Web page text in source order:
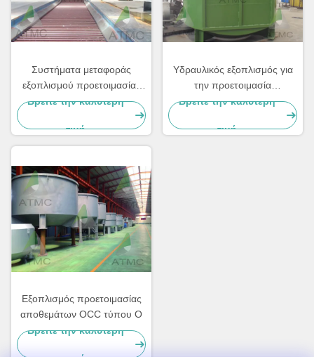
Συστήματα μεταφοράς
εξοπλισμού προετοιμασίας
αποθεμάτων Μεταγωγός
αυτοκινητοβιομηχανία
Βρείτε την καλύτερη
τιμή
Υδραυλικός εξοπλισμός για
την προετοιμασία
στρογγυλού υλικού τύπου D
Βρείτε την καλύτερη
τιμή
Εξοπλισμός προετοιμασίας
αποθεμάτων OCC τύπου O
Βρείτε την καλύτερη